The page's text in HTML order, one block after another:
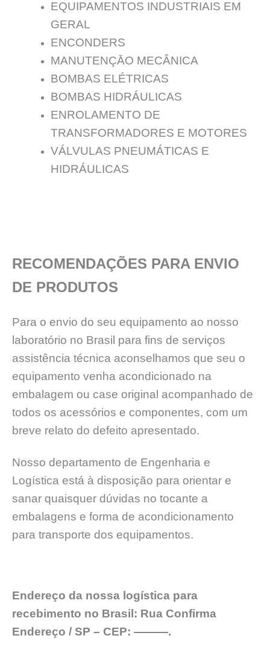
EQUIPAMENTOS INDUSTRIAIS EM
GERAL
ENCONDERS
MANUTENÇĀO MECÂNICA
BOMBAS ELÉTRICAS
BOMBAS HIDRÁULICAS
ENROLAMENTO DE
TRANSFORMADORES E MOTORES
VÁLVULAS PNEUMÁTICAS E
HIDRÁULICAS
RECOMENDAÇÕES PARA ENVIO
DE PRODUTOS
Para o envio do seu equipamento ao nosso
laboratório no Brasil para fins de serviços
assistência técnica aconselhamos que seu o
equipamento venha acondicionado na
embalagem ou case original acompanhado de
todos os acessórios e componentes, com um
breve relato do defeito apresentado.
Nosso departamento de Engenharia e
Logística está à disposição para orientar e
sanar quaisquer dúvidas no tocante a
embalagens e forma de acondicionamento
para transporte dos equipamentos.
Endereço da nossa logística para
recebimento no Brasil: Rua Confirma
Endereço / SP – CEP: ———.